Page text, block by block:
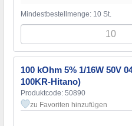
Mindestbestellmenge: 10 St.
100 kOhm 5% 1/16W 50V
100KR-Hitano)
Produktcode: 50890
zu Favoriten hinzufügen